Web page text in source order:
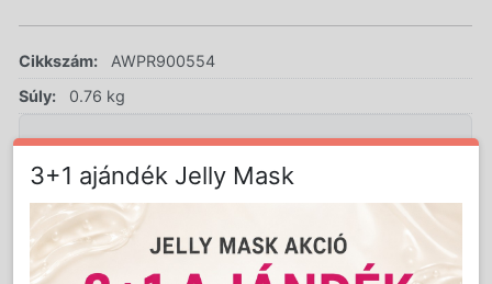
Cikkszám:
AWPR900554
Súly:
0.76 kg
LAKOSSÁGI ÁR (BRUTTÓ)
5 899 Ft
Jutalom: 118 pont
3+1 ajándék Jelly Mask